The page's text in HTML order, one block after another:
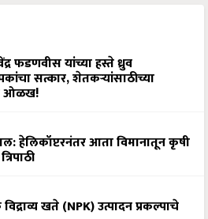
फडणवीस यांच्या हस्ते ध्रुव
सत्कार, शेतकऱ्यांसाठीच्या
ओळख!
हेलिकॉप्टरनंतर आता विमानातून कृषी
विद्राव्य खते (NPK) उत्पादन प्रकल्पाचे